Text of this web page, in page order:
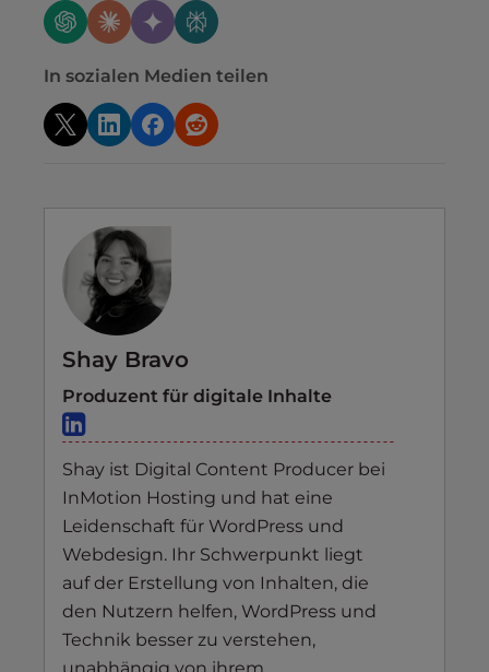
In sozialen Medien teilen
Shay Bravo
Produzent für digitale Inhalte
Shay ist Digital Content Producer bei
InMotion Hosting und hat eine
Leidenschaft für WordPress und
Webdesign. Ihr Schwerpunkt liegt
auf der Erstellung von Inhalten, die
den Nutzern helfen, WordPress und
Technik besser zu verstehen,